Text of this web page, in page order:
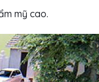
mỹ cao.